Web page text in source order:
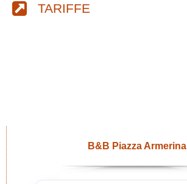
TARIFFE
B&B Piazza Armerina